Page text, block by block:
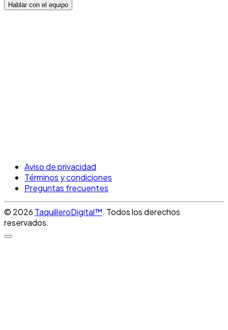
Hablar con el equipo
Aviso de privacidad
Términos y condiciones
Preguntas frecuentes
© 2026 TaquilleroDigital™. Todos los derechos
reservados.